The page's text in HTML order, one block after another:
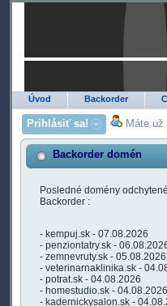
Úvod Backorder
Prihlásiť sa! Máte už
Backorder domén
Posledné domény
Backorder :
- kempuj.sk - 07.08.2026
- penziontatry.sk -
- zemnevruty.sk - 05.08.2026
- veterinarnaklinika.sk -
- potrat.sk - 04.08.2026
- homestudio.sk - 04.08.2026
- kadernickysalon.sk -